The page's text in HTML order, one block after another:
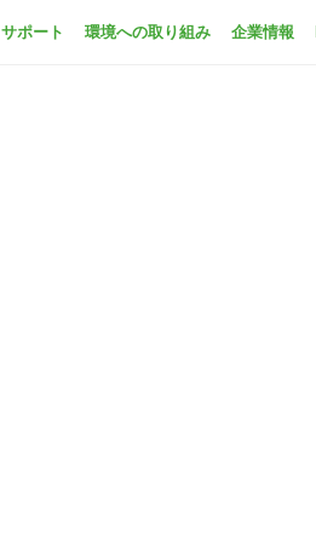
サポート 環境への取り組み 企業情報